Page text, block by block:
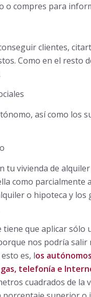
o compres para
clientes,
Como en el resto
así como los
tu vivienda de
como parcialmente
o hipoteca y los
que aplicar
nos podría
es, los
gas, telefonía e
cuadrados de la